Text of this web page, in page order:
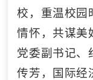
校，重温校园
情怀，共谋美
党委副书记、
传芳，国际经